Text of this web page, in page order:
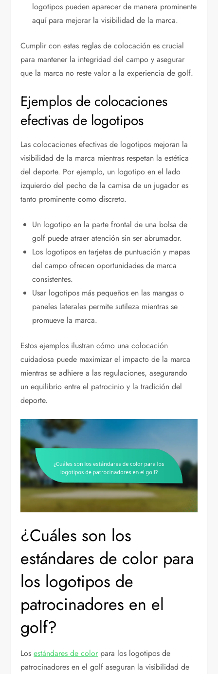
logotipos pueden aparecer de manera prominente
aquí para mejorar la visibilidad de la marca.
Cumplir con estas reglas de colocación es crucial
para mantener la integridad del campo y asegurar
que la marca no reste valor a la experiencia de golf.
Ejemplos de colocaciones
efectivas de logotipos
Las colocaciones efectivas de logotipos mejoran la
visibilidad de la marca mientras respetan la estética
del deporte. Por ejemplo, un logotipo en el lado
izquierdo del pecho de la camisa de un jugador es
tanto prominente como discreto.
Un logotipo en la parte frontal de una bolsa de
golf puede atraer atención sin ser abrumador.
Los logotipos en tarjetas de puntuación y mapas
del campo ofrecen oportunidades de marca
consistentes.
Usar logotipos más pequeños en las mangas o
paneles laterales permite sutileza mientras se
promueve la marca.
Estos ejemplos ilustran cómo una colocación
cuidadosa puede maximizar el impacto de la marca
mientras se adhiere a las regulaciones, asegurando
un equilibrio entre el patrocinio y la tradición del
deporte.
¿Cuáles son los
estándares de color para
los logotipos de
patrocinadores en el
golf?
Losestándares de color para los logotipos de
patrocinadores en el golf aseguran la visibilidad de